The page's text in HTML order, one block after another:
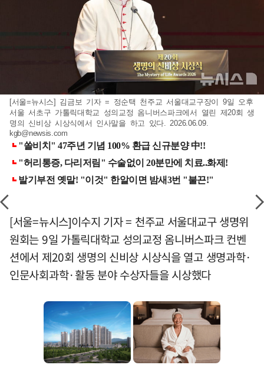
[서울=뉴시스] 김금보 기자 = 정순택 천주교 서울대교구장이 9일 오후
서울 서초구 가톨릭대학교 성의교정 옴니버스파크에서 열린 제20회 생
명의 신비상 시상식에서 인사말을 하고 있다. 2026.06.09.
kgb@newsis.com
[서울=뉴시스]이수지 기자 = 천주교 서울대교구 생명위
원회는 9일 가톨릭대학교 성의교정 옴니버스파크 컨벤
션에서 제20회 생명의 신비상 시상식을 열고 생명과학·
인문사회과학·활동 분야 수상자들을 시상했다